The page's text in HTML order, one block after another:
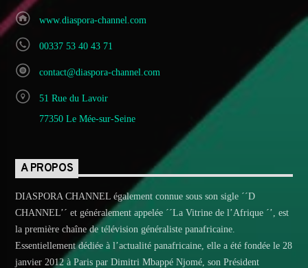
www.diaspora-channel.com
00337 53 40 43 71
contact@diaspora-channel.com
51 Rue du Lavoir
77350 Le Mée-sur-Seine
A PROPOS
DIASPORA CHANNEL également connue sous son sigle ´´D
CHANNEL’´ et généralement appelée ´´La Vitrine de l’Afrique ´’, est
la première chaîne de télévision généraliste panafricaine.
Essentiellement dédiée à l’actualité panafricaine, elle a été fondée le 28
janvier 2012 à Paris par Dimitri Mbappé Njomé, son Président